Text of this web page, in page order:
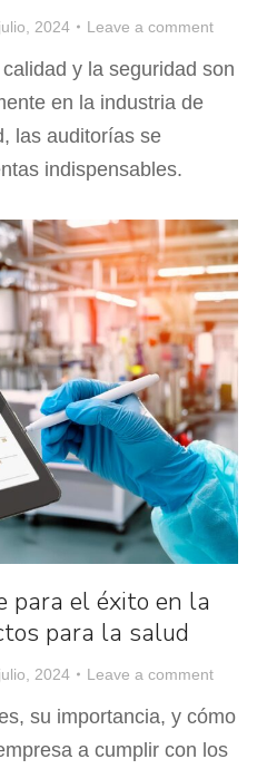
2024 Leave a comment
y la seguridad son
en la industria de
las auditorías se
indispensables.
para el éxito en la
para la salud
2024 Leave a comment
su importancia, y cómo
a cumplir con los